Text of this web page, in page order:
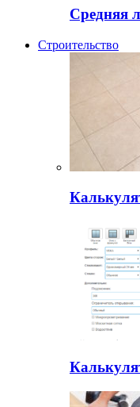
Средняя
Строительство